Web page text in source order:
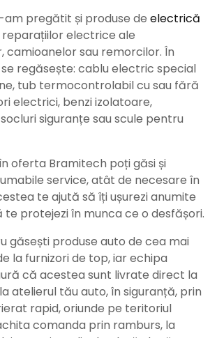
am pregătit și produse de electrică
reparațiilor electrice ale
camioanelor sau remorcilor. În
regăsește: cablu electric special
tub termocontrolabil cu sau fără
electrici, benzi izolatoare,
siguranțe sau scule pentru
oferta Bramitech poți găsi și
service, atât de necesare în
te ajută să îți ușurezi anumite
te protejezi în munca ce o desfășori.
găsești produse auto de cea mai
la furnizori de top, iar echipa
că acestea sunt livrate direct la
atelierul tău auto, în siguranță, prin
rapid, oriunde pe teritoriul
comanda prin ramburs, la